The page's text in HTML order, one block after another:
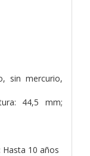
sin mercurio,
44,5 mm;
Hasta 10 años